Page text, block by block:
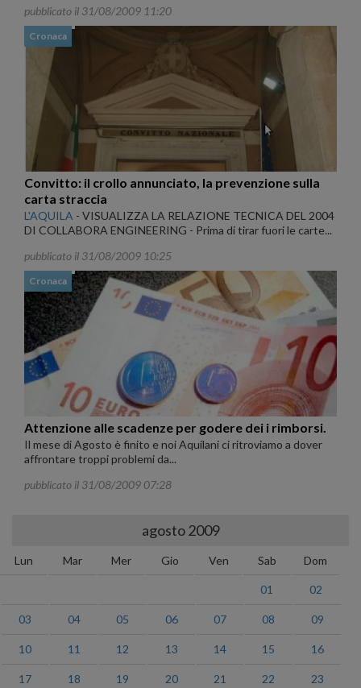
pubblicato il 31/08/2009 11:20
Cronaca
Convitto: il crollo annunciato, la prevenzione sulla
carta straccia
L'AQUILA - VISUALIZZA LA RELAZIONE TECNICA DEL 2004
DI COLLABORA ENGINEERING - Prima di tirar fuori le carte...
pubblicato il 31/08/2009 10:25
Cronaca
Attenzione alle scadenze per godere dei i rimborsi.
Il mese di Agosto è finito e noi Aquilani ci ritroviamo a dover
affrontare troppi problemi da...
pubblicato il 31/08/2009 07:28
agosto 2009
Lun Mar Mer Gio Ven Sab Dom
01 02
03 04 05 06 07 08 09
10 11 12 13 14 15 16
17 18 19 20 21 22 23